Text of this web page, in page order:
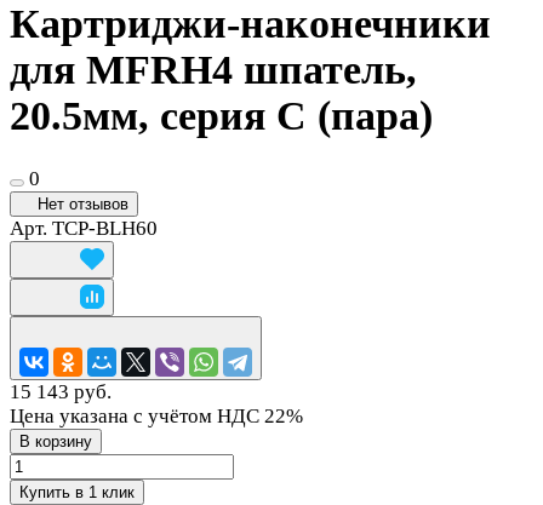
Картриджи-наконечники
для MFRH4 шпатель,
20.5мм, серия C (пара)
0
Нет отзывов
Арт. TCP-BLH60
15 143 руб.
Цена указана с учётом НДС 22%
В корзину
Купить в 1 клик